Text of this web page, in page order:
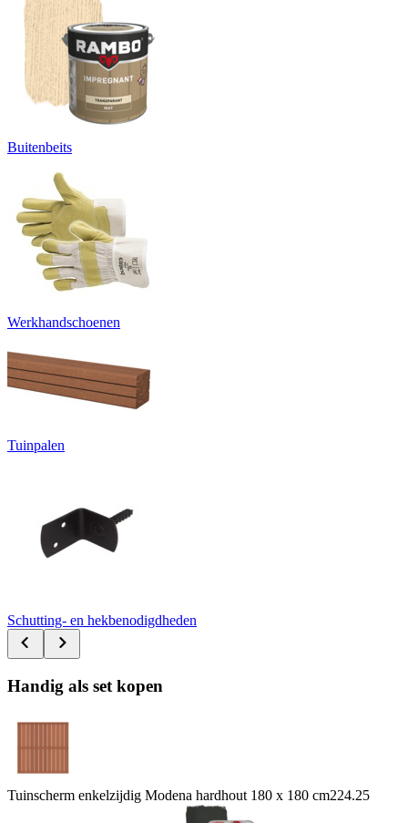
Buitenbeits
Werkhandschoenen
Tuinpalen
Schutting- en hekbenodigdheden
Handig als set kopen
Tuinscherm enkelzijdig Modena hardhout 180 x 180 cm224.25